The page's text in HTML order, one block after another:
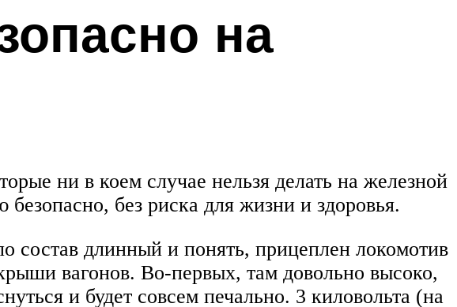
на
ни в коем случае нельзя делать на железной
без риска для жизни и здоровья.
состав длинный и понять, прицеплен локомотив
вагонов. Во-первых, там довольно высоко,
и будет совсем печально. 3 киловольта (на